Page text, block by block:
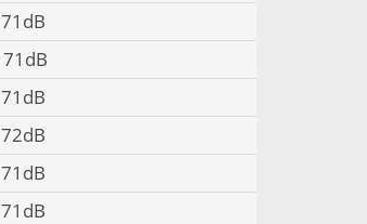
71dB
71dB
71dB
72dB
71dB
71dB